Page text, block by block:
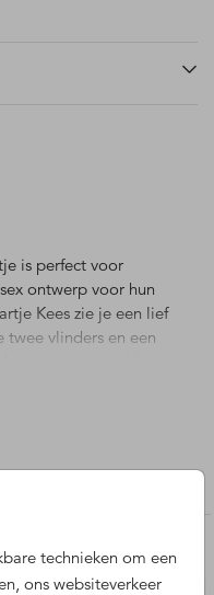
technieken om een
ons websiteverkeer
is perfect voor
ontwerp voor hun
Kees zie je een lief
twee vlinders en een
zowel een jongen